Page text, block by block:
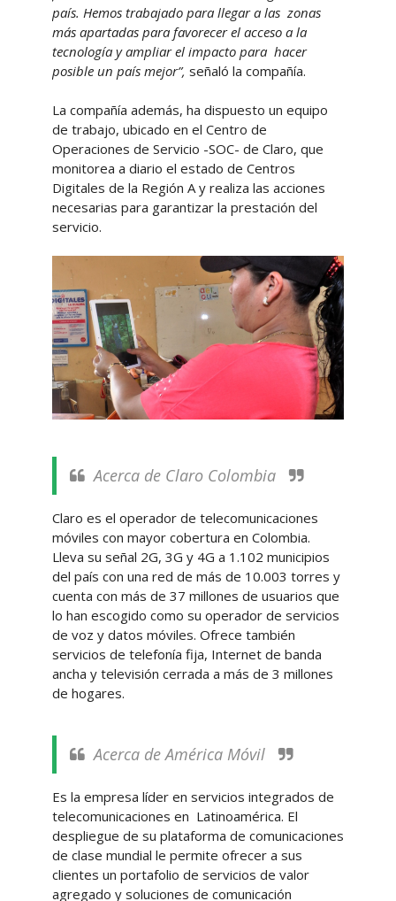
país. Hemos trabajado para llegar a las zonas
más apartadas para favorecer el acceso a la
tecnología y ampliar el impacto para hacer
posible un país mejor”, señaló la compañía.
La compañía además, ha dispuesto un equipo
de trabajo, ubicado en el Centro de
Operaciones de Servicio -SOC- de Claro, que
monitorea a diario el estado de Centros
Digitales de la Región A y realiza las acciones
necesarias para garantizar la prestación del
servicio.
Acerca de Claro Colombia
Claro es el operador de telecomunicaciones
móviles con mayor cobertura en Colombia.
Lleva su señal 2G, 3G y 4G a 1.102 municipios
del país con una red de más de 10.003 torres y
cuenta con más de 37 millones de usuarios que
lo han escogido como su operador de servicios
de voz y datos móviles. Ofrece también
servicios de telefonía fija, Internet de banda
ancha y televisión cerrada a más de 3 millones
de hogares.
Acerca de América Móvil
Es la empresa líder en servicios integrados de
telecomunicaciones en Latinoamérica. El
despliegue de su plataforma de comunicaciones
de clase mundial le permite ofrecer a sus
clientes un portafolio de servicios de valor
agregado y soluciones de comunicación